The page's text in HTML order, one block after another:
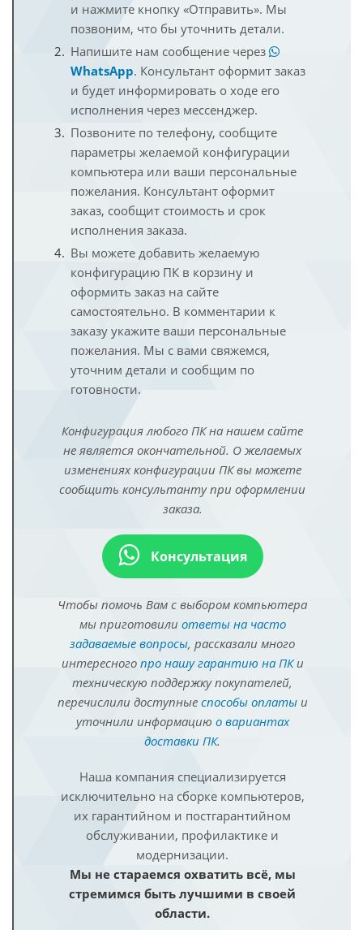
и нажмите кнопку «Отправить». Мы
позвоним, что бы уточнить детали.
Напишите нам сообщение через
WhatsApp. Консультант оформит заказ
и будет информировать о ходе его
исполнения через мессенджер.
Позвоните по телефону, сообщите
параметры желаемой конфигурации
компьютера или ваши персональные
пожелания. Консультант оформит
заказ, сообщит стоимость и срок
исполнения заказа.
Вы можете добавить желаемую
конфигурацию ПК в корзину и
оформить заказ на сайте
самостоятельно. В комментарии к
заказу укажите ваши персональные
пожелания. Мы с вами свяжемся,
уточним детали и сообщим по
готовности.
Конфигурация любого ПК на нашем сайте
не является окончательной. О желаемых
изменениях конфигурации ПК вы можете
сообщить консультанту при оформлении
заказа.
Консультация
Чтобы помочь Вам с выбором компьютера
мы приготовили ответы на часто
задаваемые вопросы, рассказали много
интересного про нашу гарантию на ПКи
техническую поддержку покупателей,
перечислили доступные способы оплатыи
уточнили информацию о вариантах
доставки ПК.
Наша компания специализируется
исключительно на сборке компьютеров,
их гарантийном и постгарантийном
обслуживании, профилактике и
модернизации.
Мы не стараемся охватить всё, мы
стремимся быть лучшими в своей
области.